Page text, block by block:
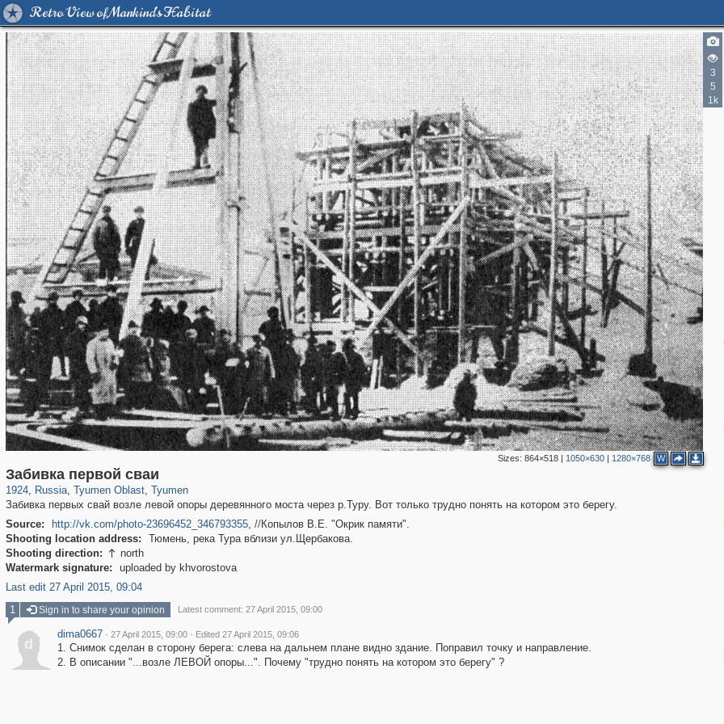
Retro View of Mankind's Habitat
3
5
1k
Sizes: 864×518| 1050×630| 1280×768 W
Забивка первой сваи
1924, Russia
1,406,637 29,243
, Tyumen Oblast
5,940 45
, Tyumen
4,136
Забивка первых свай возле левой опоры деревянного моста через р.Туру. Вот только трудно понять на котором это берегу.
Source:
http://vk.com/photo-23696452_346793355, //Копылов В.Е. "Окрик памяти".
Shooting location address:
Тюмень, река Тура вблизи ул.Щербакова.
Shooting direction:  north
Watermark signature:
uploaded by khvorostova
Last edit 27 April 2015, 09:04
1 Sign in to share your opinion Latest comment: 27 April 2015, 09:00
d
dima0667 · 27 April 2015, 09:00 · Edited 27 April 2015, 09:06
1. Снимок сделан в сторону берега: слева на дальнем плане видно здание. Поправил точку и направление.
2. В описании "...возле ЛЕВОЙ опоры...". Почему "трудно понять на котором это берегу" ?